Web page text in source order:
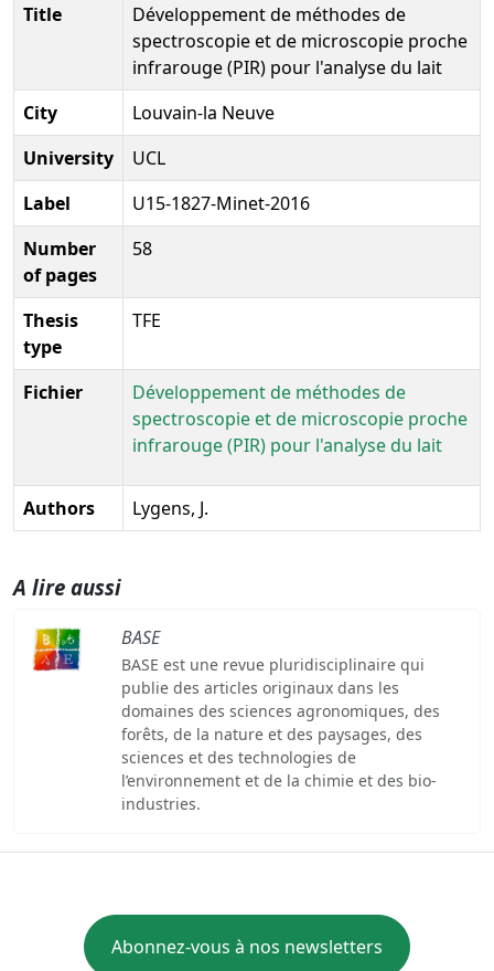
Title
Développement de méthodes de
spectroscopie et de microscopie proche
infrarouge (PIR) pour l'analyse du lait
City
Louvain-la Neuve
University
UCL
Label
U15-1827-Minet-2016
Number
of pages
58
Thesis
type
TFE
Fichier
Développement de méthodes de
spectroscopie et de microscopie proche
infrarouge (PIR) pour l'analyse du lait
Authors Lygens, J.
A lire aussi
BASE
BASE est une revue pluridisciplinaire qui
publie des articles originaux dans les
domaines des sciences agronomiques, des
forêts, de la nature et des paysages, des
sciences et des technologies de
l’environnement et de la chimie et des bio-
industries.
Abonnez-vous à nos newsletters